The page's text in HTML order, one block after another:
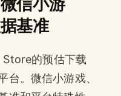
基准
的预估下载
台。微信小游戏、